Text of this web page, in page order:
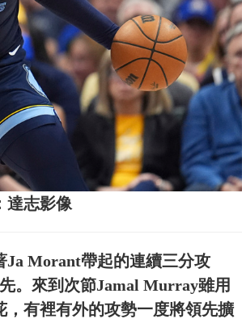
達志影像
Ja Morant帶起的連續三分攻
。來到次節Jamal Murray雖用
有裡有外的攻勢一度將領先擴